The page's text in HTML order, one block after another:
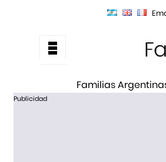
Familias
Publicidad